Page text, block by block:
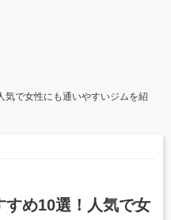
気で女性にも通いやすいジムを紹
すめ10選！人気で女